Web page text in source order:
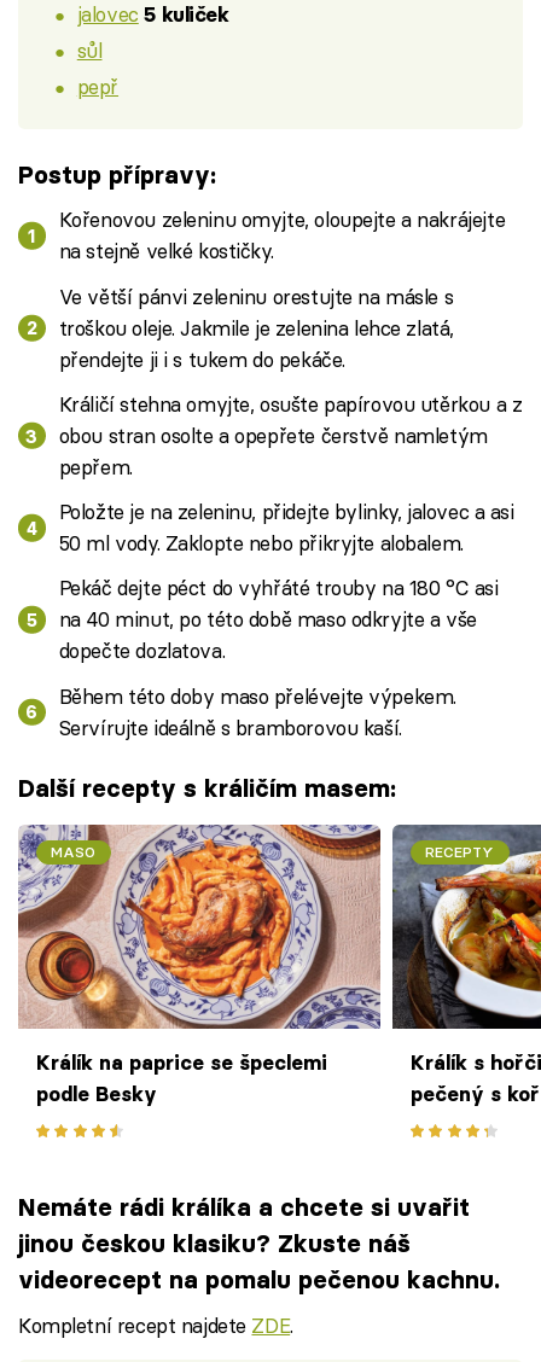
jalovec 5 kuliček
sůl
pepř
Postup přípravy:
Kořenovou zeleninu omyjte, oloupejte a nakrájejte
na stejně velké kostičky.
Ve větší pánvi zeleninu orestujte na másle s
troškou oleje. Jakmile je zelenina lehce zlatá,
přendejte ji i s tukem do pekáče.
Králičí stehna omyjte, osušte papírovou utěrkou a z
obou stran osolte a opepřete čerstvě namletým
pepřem.
Položte je na zeleninu, přidejte bylinky, jalovec a asi
50 ml vody. Zaklopte nebo přikryjte alobalem.
Pekáč dejte péct do vyhřáté trouby na 180 °C asi
na 40 minut, po této době maso odkryjte a vše
dopečte dozlatova.
Během této doby maso přelévejte výpekem.
Servírujte ideálně s bramborovou kaší.
Další recepty s králičím masem:
MASO
Králík na paprice se špeclemi
podle Besky
RECEPTY
Králík s
pečený s
Nemáte rádi králíka a chcete si uvařit
jinou českou klasiku? Zkuste náš
videorecept na pomalu pečenou kachnu.
Kompletní recept najdete ZDE.